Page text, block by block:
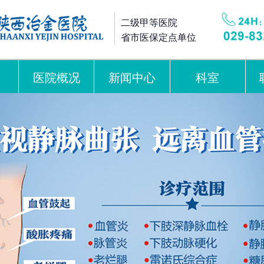
二级甲等医院
省市医保定点单位
医院概况 新闻中心 科室